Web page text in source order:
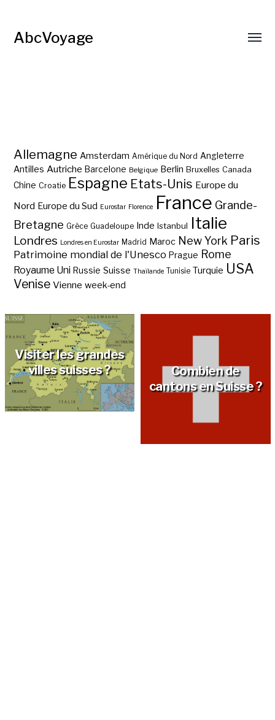
AbcVoyage
Allemagne Amsterdam Amérique du Nord Angleterre
Antilles Autriche Barcelone Belgique Berlin Bruxelles Canada
Chine Croatie Espagne Etats-Unis Europe du
Nord Europe du Sud Eurostar Florence France Grande-
Bretagne Grèce Guadeloupe Inde Istanbul Italie
Londres Londres en Eurostar Madrid Maroc New York Paris
Patrimoine mondial de l'Unesco Prague Rome
Royaume Uni Russie Suisse Thaïlande Tunisie Turquie USA
Venise Vienne week-end
Visiter les grandes
villes suisses ?
Combien de
cantons en Suisse ?